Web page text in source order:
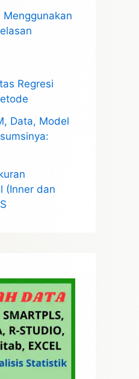
Menggunakan
Regresi
Data, Model
(Inner dan